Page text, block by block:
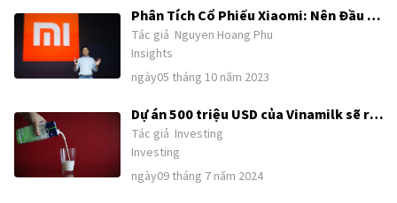
Phân Tích Cổ Phiếu Xiaomi: Nên Đầu Tư
Vào Ngôi Sao Công Nghệ Trung Quốc?
Tác giả Nguyen Hoang Phu
Insights
ngày05 tháng 10 năm 2023
Dự án 500 triệu USD của Vinamilk sẽ ra
mắt sản phẩm trong Q4/2024
Tác giả Investing
Investing
ngày09 tháng 7 năm 2024